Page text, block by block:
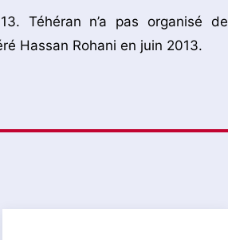
Téhéran n’a pas organisé de
Hassan Rohani en juin 2013.